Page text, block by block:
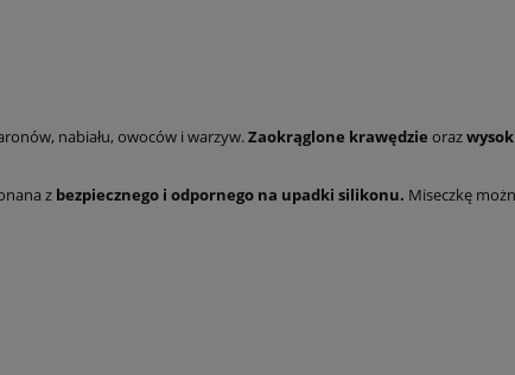
nabiału, owoców i warzyw.Zaokrąglone krawędzie oraz
z bezpiecznego i odpornego na upadki silikonu. Miseczkę